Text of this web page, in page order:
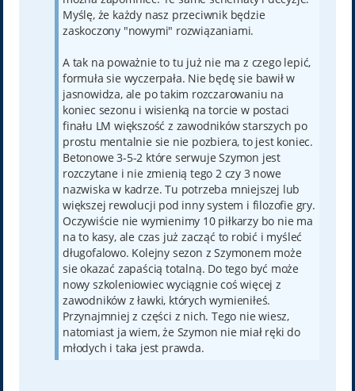
Myślę, że każdy nasz przeciwnik będzie
zaskoczony "nowymi" rozwiązaniami.
A tak na poważnie to tu już nie ma z czego lepić,
formuła sie wyczerpała. Nie będę sie bawił w
jasnowidza, ale po takim rozczarowaniu na
koniec sezonu i wisienką na torcie w postaci
finału LM większość z zawodników starszych po
prostu mentalnie sie nie pozbiera, to jest koniec.
Betonowe 3-5-2 które serwuje Szymon jest
rozczytane i nie zmienią tego 2 czy 3 nowe
nazwiska w kadrze. Tu potrzeba mniejszej lub
większej rewolucji pod inny system i filozofie gry.
Oczywiście nie wymienimy 10 piłkarzy bo nie ma
na to kasy, ale czas już zacząć to robić i myśleć
długofalowo. Kolejny sezon z Szymonem może
sie okazać zapaścią totalną. Do tego być może
nowy szkoleniowiec wyciągnie coś więcej z
zawodników z ławki, których wymieniłeś.
Przynajmniej z części z nich. Tego nie wiesz,
natomiast ja wiem, że Szymon nie miał ręki do
młodych i taka jest prawda.